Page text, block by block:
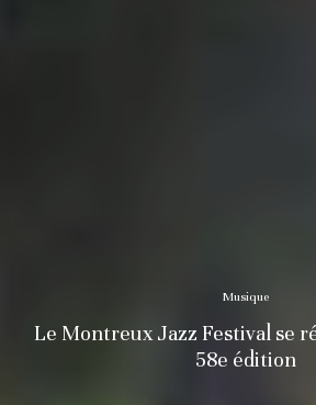
Musique
Le Montreux Jazz Festival se
58e édition